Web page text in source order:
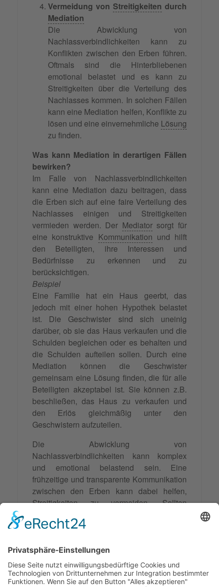
Vermeidung von Streitigkeiten durch
Mediation
Die Abwicklung von
Nachlassverbindlichkeiten kann zu
Konflikten zwischen den Erben führen.
Oftmals sind die Hinterbliebenen
emotional belastet und es kann zu
Streitigkeiten über die Verteilung des
Nachlasses kommen. In solchen Fällen
kann eine Mediation helfen, Konflikte zu
lösen und eine einvernehmliche Lösung
zu finden.
Was kann Mediation in derartigen Fällen
bewirken?
Im Falle von Nachlassverbindlichkeiten
kann eine Mediation dazu beitragen, dass
die Erben sich auf eine faire Verteilung des
Nachlasses einigen und Streitigkeiten
vermieden werden. Der Mediatorsorgt für
eine konstruktive Kommunikation und hilft
den Beteiligten, ihre Interessen und
Bedürfnisse zu erkennen und zu
berücksichtigen.
Beispiel
Eine Familie hat ein Haus geerbt, das
jedoch mit einer hohen Hypothek belastet
ist. Die Geschwister sind sich uneinig
darüber, ob sie das Haus verkaufen und die
Schulden begleichen oder es behalten und
die Schulden aufteilen sollen. Durch eine
Mediation können die Geschwister
gemeinsam eine Lösung finden, die für alle
Beteiligten akzeptabel ist. Sie können z.B.
beschließen, das Haus zu verkaufen und
den Erlös gleichmäßig unter den
Geschwistern aufzuteilen.
Die Abwicklung von
Nachlassverbindlichkeiten kann komplex
und emotional belastend sein. Eine
frühzeitige und transparente Kommunikation
zwischen den Erben kann dabei helfen,
Streitigkeiten zu vermeiden. Sollten
Mediation eine sinnvolle Alternative zur
ermöglicht es den Beteiligten,
selbstbestimmt und in gegenseitigem
Einvernehmen eine Lösung zu finden, die